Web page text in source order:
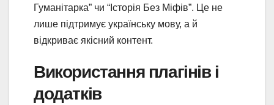
Гуманітарка” чи “Історія Без Міфів”. Це не
лише підтримує українську мову, а й
відкриває якісний контент.
Використання плагінів і
додатків